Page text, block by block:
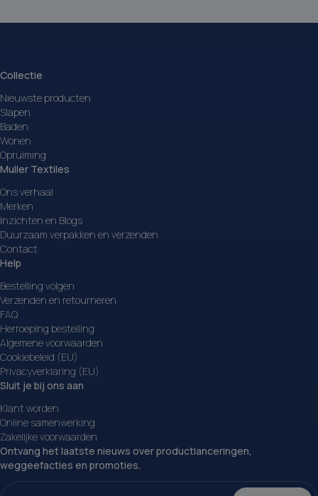
Collectie
Nieuwste producten
Slapen
Baden
Wonen
Opruiming
Muller Textiles
Ons verhaal
Merken
Inzichten en Blogs
Duurzaam verpakken en verzenden
Contact
Help
Bestelling volgen
Verzenden en retourneren
FAQ
Herroeping bestelling
Algemene voorwaarden
Cookiebeleid (EU)
Privacyverklaring (EU)
Sluit je bij ons aan
Klant worden
Online samenwerking
Zakelijke voorwaarden
Ontvang het laatste nieuws over productlanceringen,
weggeefacties en promoties.